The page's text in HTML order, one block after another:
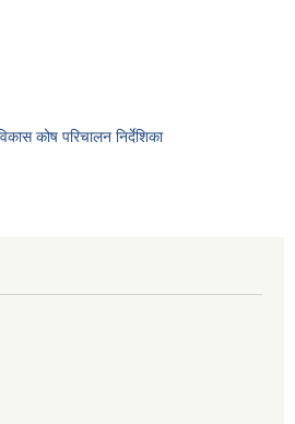
कोष परिचालन निर्देशिका